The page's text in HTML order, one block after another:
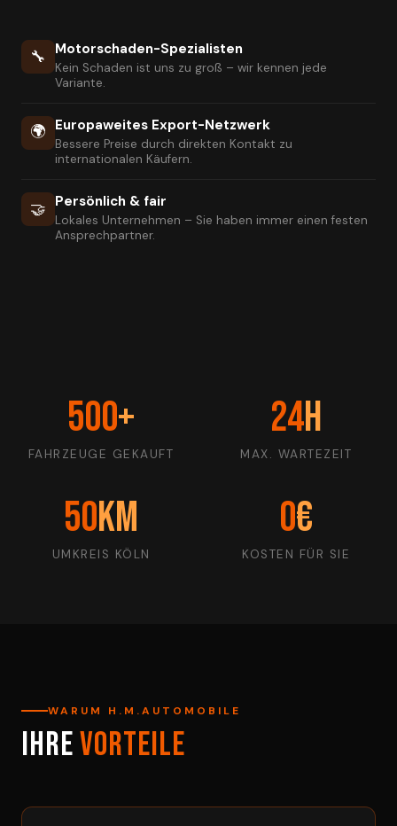
🔧 Motorschaden-Spezialisten
Kein Schaden ist uns zu groß – wir kennen jede
Variante.
🌍 Europaweites Export-Netzwerk
Bessere Preise durch direkten Kontakt zu
internationalen Käufern.
🤝 Persönlich & fair
Lokales Unternehmen – Sie haben immer einen festen
Ansprechpartner.
500+
FAHRZEUGE GEKAUFT
24h
MAX. WARTEZEIT
50km
UMKREIS KÖLN
0€
KOSTEN FÜR SIE
WARUM H.M.AUTOMOBILE
IhreVorteile